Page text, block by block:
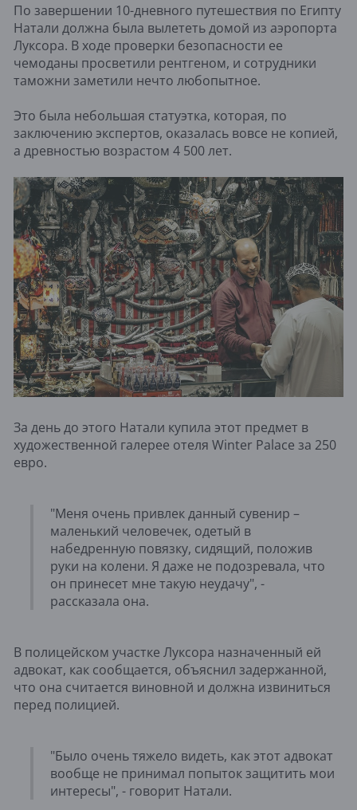
По завершении 10-дневного путешествия по Египту
Натали должна была вылететь домой из аэропорта
Луксора. В ходе проверки безопасности ее
чемоданы просветили рентгеном, и сотрудники
таможни заметили нечто любопытное.
Это была небольшая статуэтка, которая, по
заключению экспертов, оказалась вовсе не копией,
а древностью возрастом 4 500 лет.
За день до этого Натали купила этот предмет в
художественной галерее отеля Winter Palace за 250
евро.
"Меня очень привлек данный сувенир –
маленький человечек, одетый в
набедренную повязку, сидящий, положив
руки на колени. Я даже не подозревала, что
он принесет мне такую неудачу", -
рассказала она.
В полицейском участке Луксора назначенный ей
адвокат, как сообщается, объяснил задержанной,
что она считается виновной и должна извиниться
перед полицией.
"Было очень тяжело видеть, как этот адвокат
вообще не принимал попыток защитить мои
интересы", - говорит Натали.